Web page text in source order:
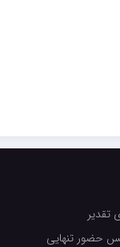
تقدیر
حضور تنهایی